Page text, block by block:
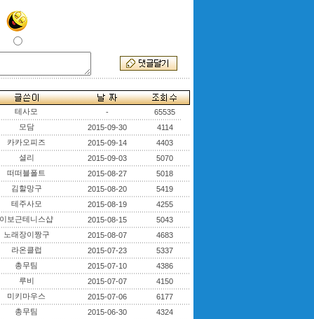
테사모 -
65535
모담 2015-09-30
4114
카카오피즈 2015-09-14
4403
셜리 2015-09-03
5070
떠떠블폴트 2015-08-27
5018
김할망구 2015-08-20
5419
테주사모 2015-08-19
4255
이보근테니스샵 2015-08-15
5043
노래장이짱구 2015-08-07
4683
라온클럽 2015-07-23
5337
총무팀 2015-07-10
4386
루비 2015-07-07
4150
미키마우스 2015-07-06
6177
총무팀 2015-06-30
4324